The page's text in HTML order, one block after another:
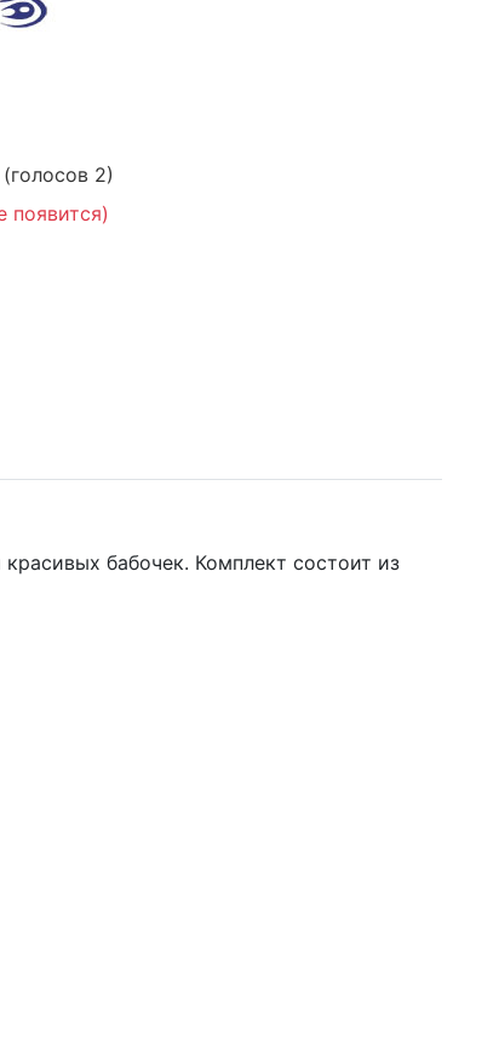
(голосов 2)
появится)
бабочек. Комплект состоит из